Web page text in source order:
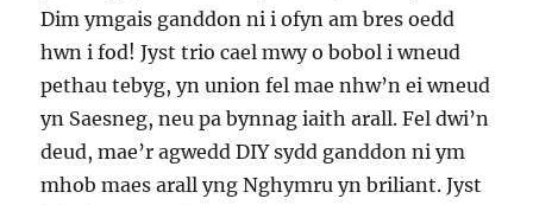
Dim ymgais ganddon ni i ofyn am bres oedd
hwn i fod! Jyst trio cael mwy o bobol i wneud
pethau tebyg, yn union fel mae nhw’n ei wneud
yn Saesneg, neu pa bynnag iaith arall. Fel dwi’n
deud, mae’r agwedd DIY sydd ganddon ni ym
mhob maes arall yng Nghymru yn briliant. Jyst